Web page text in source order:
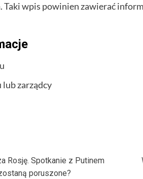
Taki wpis powinien zawierać
lub zarządcy
Rosję. Spotkanie z Putinem
poruszone?